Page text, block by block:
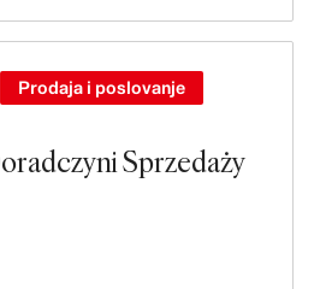
Sprzedaży
Prodaja i poslovanje